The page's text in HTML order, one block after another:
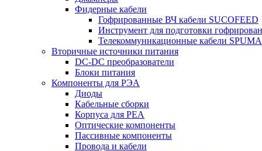
Фидерные кабели
Гофрированные ВЧ кабели SUCOFEED
Инструмент для подготовки
Телекоммуникационные кабели SPUMA
Вторичные источники питания
DC-DC преобразователи
Блоки питания
Компоненты для РЭА
Диоды
Кабельные сборки
Корпуса для РЕА
Оптические компоненты
Пассивные компоненты
Провода и кабели